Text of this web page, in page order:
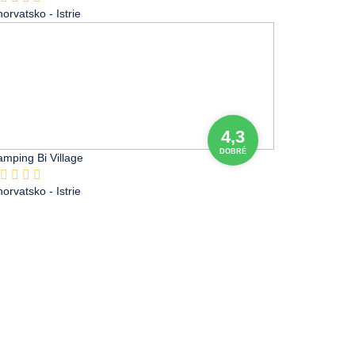
- Istrie
4,3
DOBRÉ
Bi Village
- Istrie